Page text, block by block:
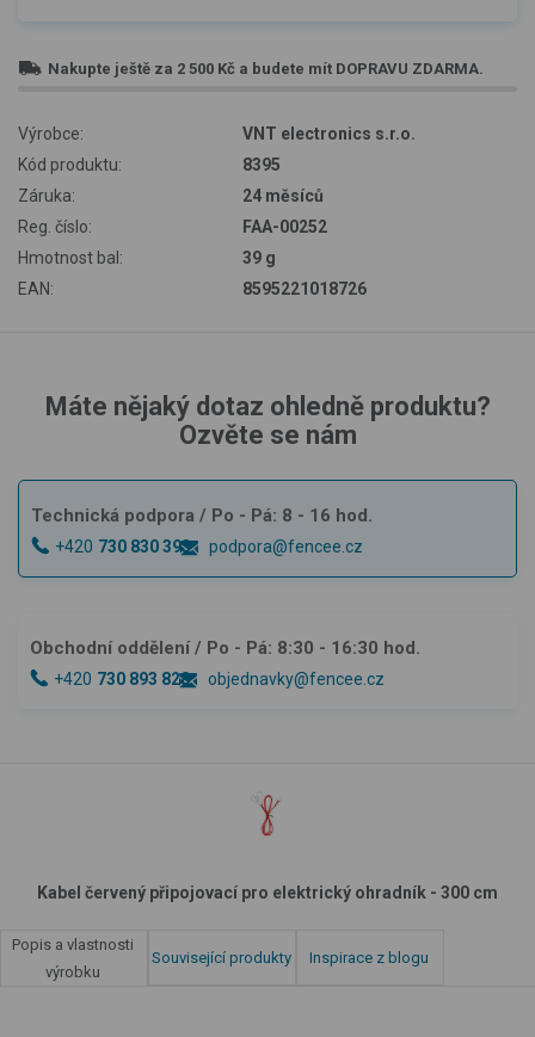
Nakupte ještě za 2 500 Kč a budete mít DOPRAVU ZDARMA.
Výrobce:
VNT electronics s.r.o.
Kód produktu:
8395
Záruka:
24 měsíců
Reg. číslo:
FAA-00252
Hmotnost bal:
39 g
EAN:
8595221018726
Máte nějaký dotaz ohledně produktu?
Ozvěte se nám
Technická podpora / Po - Pá: 8 - 16 hod.
+420 730 830 393 podpora@fencee.cz
Obchodní oddělení / Po - Pá: 8:30 - 16:30 hod.
+420 730 893 828 objednavky@fencee.cz
Kabel červený připojovací pro elektrický ohradník - 300 cm
Popis a vlastnosti
výrobku
Související produkty Inspirace z blogu